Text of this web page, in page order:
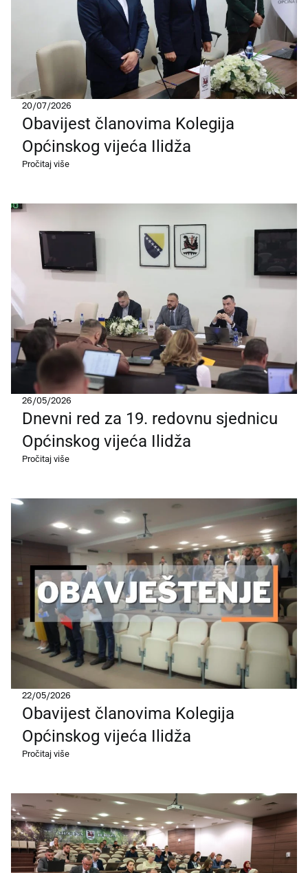
20/07/2026
Obavijest članovima Kolegija
Općinskog vijeća Ilidža
Pročitaj više
26/05/2026
Dnevni red za 19. redovnu sjednicu
Općinskog vijeća Ilidža
Pročitaj više
22/05/2026
Obavijest članovima Kolegija
Općinskog vijeća Ilidža
Pročitaj više